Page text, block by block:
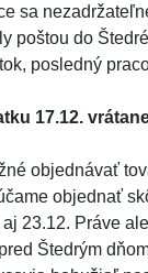
sa
poštou do
posledný
17.12.
objednávať
objednať
aj 23.12. Práve
Štedrým